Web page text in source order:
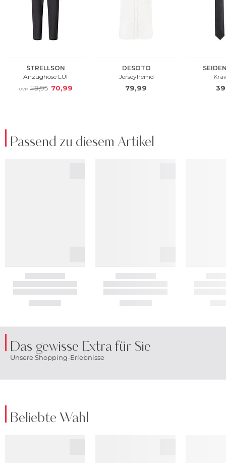
Passend zu diesem Artikel
Das gewisse Extra für Sie
Unsere Shopping-Erlebnisse
Beliebte Wahl